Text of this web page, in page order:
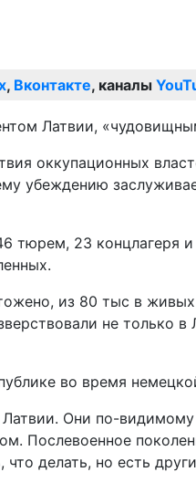
, Вконтакте, каналы
Латвии,
оккупационных
убеждению
тюрем, 23 концлагеря и
из 80 тыс в
не только
во время
Они по-
Послевоенное
делать, но есть